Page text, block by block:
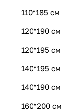
110*185 см
120*190 см
120*195 см
140*195 см
140*190 см
160*200 см